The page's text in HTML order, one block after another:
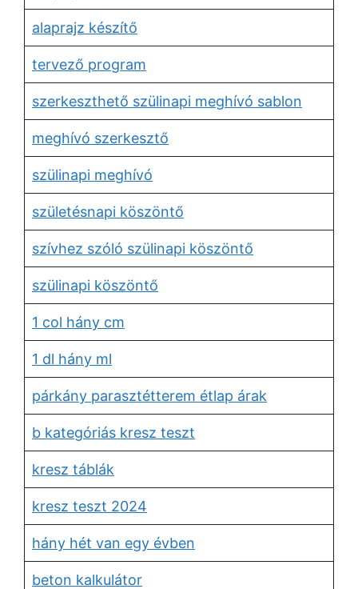
alaprajz készítő
tervező program
szerkeszthető szülinapi meghívó sablon
meghívó szerkesztő
szülinapi meghívó
születésnapi köszöntő
szívhez szóló szülinapi köszöntő
szülinapi köszöntő
1 col hány cm
1 dl hány ml
párkány parasztétterem étlap árak
b kategóriás kresz teszt
kresz táblák
kresz teszt 2024
hány hét van egy évben
beton kalkulátor